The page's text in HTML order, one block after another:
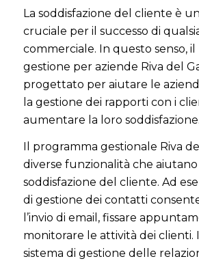
La soddisfazione del cliente è
cruciale per il successo di
commerciale. In questo senso,
gestione per aziende Riva del
progettato per aiutare le
la gestione dei rapporti con i
aumentare la loro soddisfazione.
Il programma gestionale Riva
diverse funzionalità che
soddisfazione del cliente. Ad
di gestione dei contatti
l’invio di email, fissare
monitorare le attività dei clienti.
sistema di gestione delle